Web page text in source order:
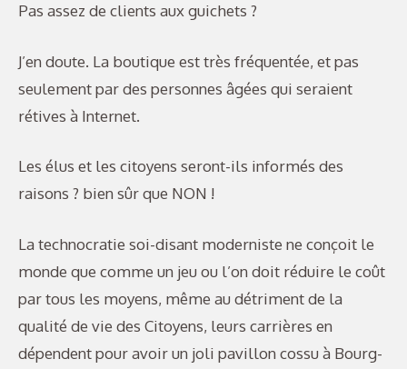
Pas assez de clients aux guichets ?
J’en doute. La boutique est très fréquentée, et pas
seulement par des personnes âgées qui seraient
rétives à Internet.
Les élus et les citoyens seront-ils informés des
raisons ? bien sûr que NON !
La technocratie soi-disant moderniste ne conçoit le
monde que comme un jeu ou l’on doit réduire le coût
par tous les moyens, même au détriment de la
qualité de vie des Citoyens, leurs carrières en
dépendent pour avoir un joli pavillon cossu à Bourg-